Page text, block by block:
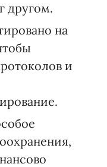
другом.
на
и